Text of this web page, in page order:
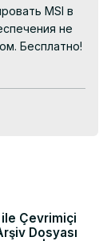
MSI в
не
Бесплатно!
некоторое
Çevrimiçi
Dosyası